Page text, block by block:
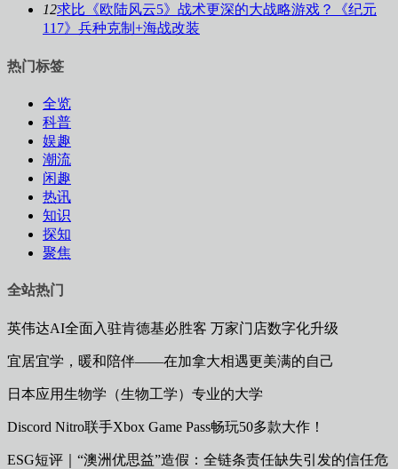
12求比《欧陆风云5》战术更深的大战略游戏？《纪元
117》兵种克制+海战改装
热门标签
全览
科普
娱趣
潮流
闲趣
热讯
知识
探知
聚焦
全站热门
英伟达AI全面入驻肯德基必胜客 万家门店数字化升级
宜居宜学，暖和陪伴——在加拿大相遇更美满的自己
日本应用生物学（生物工学）专业的大学
Discord Nitro联手Xbox Game Pass畅玩50多款大作！
ESG短评｜“澳洲优思益”造假：全链条责任缺失引发的信任危